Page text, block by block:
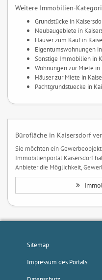
Weitere Immobilien-
Grundstücke in
Neubaugebiete in
Häuser zum Kauf in
Eigentumswohnungen
Sonstige Immobilien in
Wohnungen zur Miete in
Häuser zur Miete in
Pachtgrundstuecke in
Bürofläche in Kaisersdorf
Sie möchten ein
Immobilienportal Kaisersdorf
Anbieter die Möglichkeit,
Sitemap
Impressum des Portals